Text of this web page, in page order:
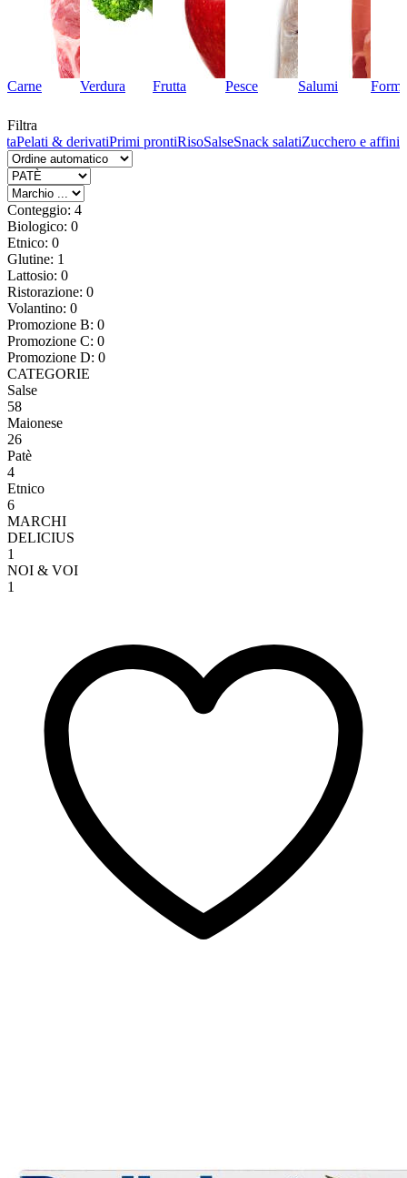
Carne Verdura Frutta Pesce Salumi
Filtra
Pelati & derivatiPrimi prontiRisoSalseSnack salatiZucchero e affini
Conteggio: 4
Biologico: 0
Etnico: 0
Glutine: 1
Lattosio: 0
Ristorazione: 0
Volantino: 0
Promozione B: 0
Promozione C: 0
Promozione D: 0
CATEGORIE
Salse
58
Maionese
26
Patè
4
Etnico
6
MARCHI
DELICIUS
1
NOI & VOI
1